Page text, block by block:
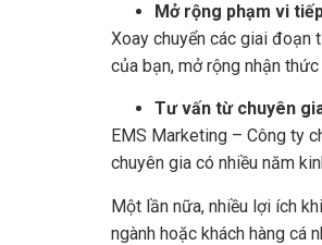
Mở rộng phạm vi
Xoay chuyển các giai đoạn
của bạn, mở rộng nhận
Tư vấn từ chuyên
EMS Marketing – Công ty
chuyên gia có nhiều năm
Một lần nữa, nhiều lợi ích
ngành hoặc khách hàng cá